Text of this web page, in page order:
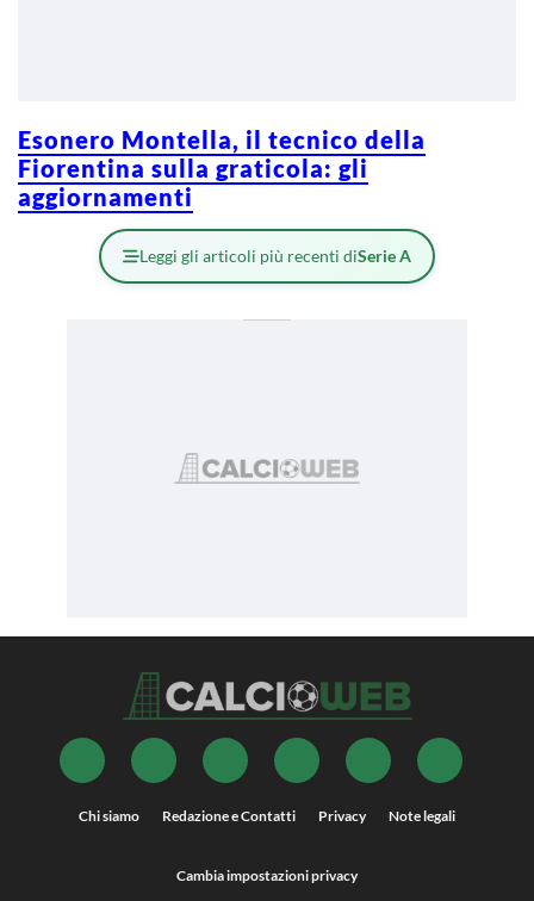
Esonero Montella, il tecnico della
Fiorentina sulla graticola: gli
aggiornamenti
Leggi gli articoli più recenti diSerie A
Chi siamo Redazione e Contatti Privacy Note legali
Cambia impostazioni privacy